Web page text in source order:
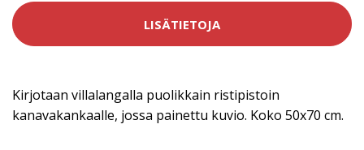
LISÄTIETOJA
Kirjotaan villalangalla puolikkain ristipistoin
kanavakankaalle, jossa painettu kuvio. Koko 50x70 cm.